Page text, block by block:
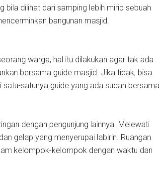
bila dilihat dari samping lebih mirip sebuah
bangunan masjid.
warga, hal itu dilakukan agar tak ada
bersama guide masjid. Jika tidak, bisa
satunya guide yang ada sudah bersama
dengan pengunjung lainnya. Melewati
gelap yang menyerupai labirin. Ruangan
kelompok-kelompok dengan waktu dan